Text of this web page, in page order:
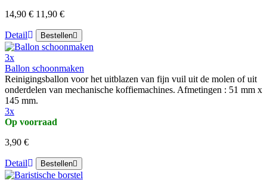
14,90 € 11,90 €
Detail Bestellen
3x
Ballon schoonmaken
Reinigingsballon voor het uitblazen van fijn vuil uit de molen of uit
onderdelen van mechanische koffiemachines. Afmetingen : 51 mm x
145 mm.
3x
Op voorraad
3,90 €
Detail Bestellen